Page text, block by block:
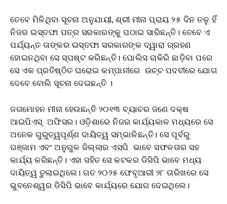
ତେବେ ମିଳିଥିବା ସୂଚନା ଅନୁଯାୟୀ, ଶ୍ରୀ ମୀନା ପ୍ରାୟ ୨୫ ଦିନ ତଳୁ ହିଁ
ନିଜର ଇସ୍ତଫା ପତ୍ର ସରକାରଙ୍କୁ ପଠାଇ ସାରିଛନ୍ତି। ତେବେ ଏ
ପର୍ଯ୍ୟନ୍ତ ତାଙ୍କର ଇସ୍ତଫା ସରକାରଙ୍କ ଦ୍ୱାରା ଗ୍ରହଣ
ହୋଇନଥିବା ସେ ସ୍ପଷ୍ଟ କରିଛନ୍ତି। ପୋଲିସ ଚାକିରି ଛାଡ଼ିବା ପରେ
ସେ ଏକ ପ୍ରତିଷ୍ଠିତ ଘରୋଇ କମ୍ପାନୀରେ ଉଚ୍ଚ ପଦବୀରେ ଯୋଗ
ଦେବେ ବୋଲି ସୂଚନା ଦେଇଛନ୍ତି ।
ଜଗମୋହନ ମୀନା ହେଉଛନ୍ତି ୨୦୧୩ ବ୍ୟାଚର ଜଣେ ଦକ୍ଷ
ଆଇପିଏସ୍ ଅଫିସର। ଓଡ଼ିଶାରେ ନିଜର କାର୍ଯ୍ୟକାଳ ମଧ୍ୟରେ ସେ
ଅନେକ ଗୁରୁତ୍ୱପୂର୍ଣ୍ଣ ଦାୟିତ୍ୱ ସମ୍ଭାଳିଛନ୍ତି। ସେ ପୂର୍ବରୁ
ଗଞ୍ଜାମ ଏବଂ ଅନୁଗୁଳ ଜିଲ୍ଲାର ଏସପି ଭାବେ ସଫଳତାର ସହ
କାର୍ଯ୍ୟ କରିଛନ୍ତି। ଏହା ସହିତ ସେ କଟକର ଡିସିପି ଭାବେ ମଧ୍ୟ
ଦାୟିତ୍ୱ ତୁଲାଇଥିଲେ। ଗତ ୨୦୨୫ ଫେବୃଆରୀ ୨୮ ତାରିଖରେ ସେ
ଭୁବନେଶ୍ୱର ଡିସିପି ଭାବେ କାର୍ଯ୍ୟରେ ଯୋଗ ଦେଇଥିଲେ।